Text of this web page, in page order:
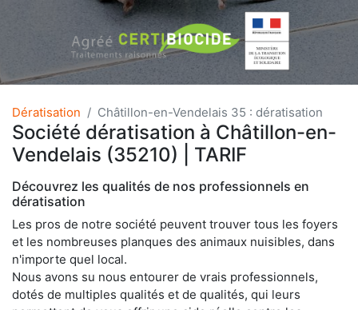
Dératisation Châtillon-en-Vendelais 35 : dératisation
Société dératisation à Châtillon-en-
Vendelais (35210) | TARIF
Découvrez les qualités de nos professionnels en
dératisation
Les pros de notre société peuvent trouver tous les foyers
et les nombreuses planques des animaux nuisibles, dans
n'importe quel local.
Nous avons su nous entourer de vrais professionnels,
dotés de multiples qualités et de qualités, qui leurs